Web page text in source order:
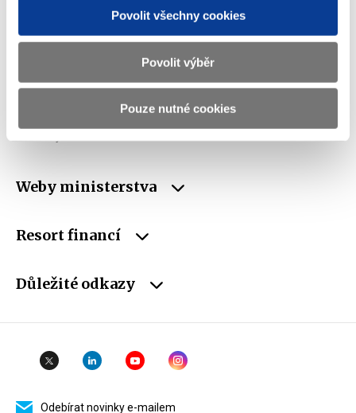
Povolit všechny cookies
Povolit výběr
Pouze nutné cookies
podatelna@mf.gov.cz
DIČ CZ00006947
xzeaauv
Weby ministerstva
Resort financí
Důležité odkazy
Odebírat novinky e-mailem